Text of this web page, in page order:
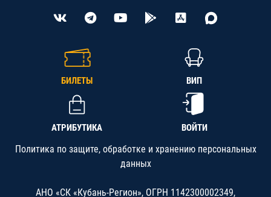
БИЛЕТЫ ВИП
АТРИБУТИКА ВОЙТИ
Политика по защите, обработке и хранению персональных
данных
АНО «СК «Кубань-Регион», ОГРН 1142300002349,